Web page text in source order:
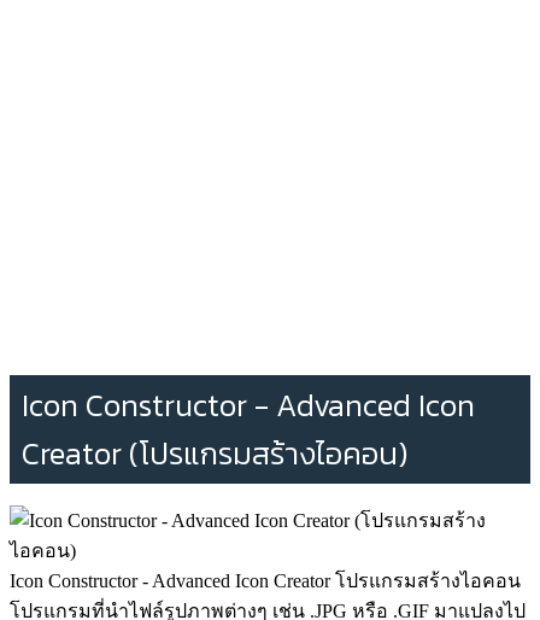
Icon Constructor - Advanced Icon
Creator (โปรแกรมสร้างไอคอน)
Icon Constructor - Advanced Icon Creator โปรแกรมสร้างไอคอน
โปรแกรมที่นำไฟล์รูปภาพต่างๆ เช่น .JPG หรือ .GIF มาแปลงไป